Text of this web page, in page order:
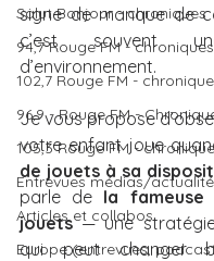
Salut Bonjour - chroniques
94,7 Rouge FM - chroniques
102,7 Rouge FM -
96,9 - Rouge FM -
105,3 Rouge FM -
Entrevues médias/actualité
Articles et collabos
Europe (entrevues,
signe de manque de
c’est souvent
d’environnement.
Je vous propose
votre enfant joue
de jouets à sa
parle de la
jouets — une
qui peut changer